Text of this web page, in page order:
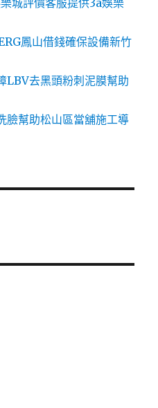
城評價客服提供3a娛樂
鳳山借錢確保設備新竹
LBV去黑頭粉刺泥膜幫助
臉幫助松山區當舖施工導